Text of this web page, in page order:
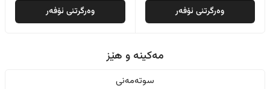
وەرگرتنی ئۆفەر وەرگرتنی ئۆفەر
مەکینە و هێز
سوتەمەنی